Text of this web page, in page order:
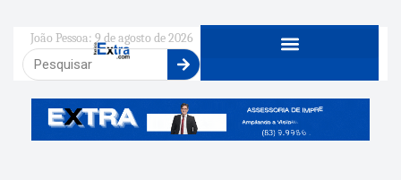
João Pessoa: 9 de agosto de 2026